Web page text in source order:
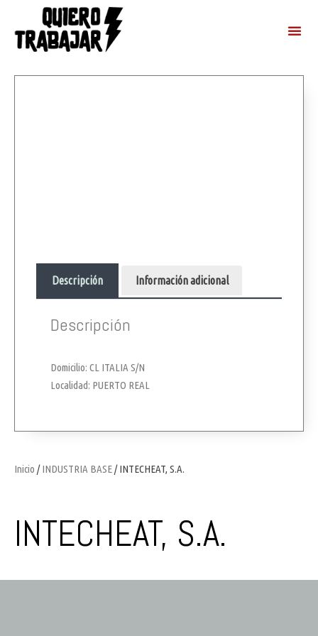
Inicio /INDUSTRIA BASE/ INTECHEAT, S.A.
INTECHEAT, S.A.
Descripción Información adicional
Descripción
Domicilio: CL ITALIA S/N
Localidad: PUERTO REAL